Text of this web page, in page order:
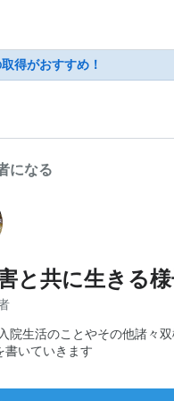
得がおすすめ！
になる
と共に生きる
生活のことやその他諸々
書いていきます